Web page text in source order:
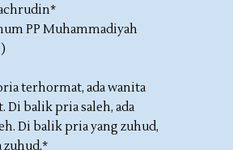
PP Muhammadiyah
terhormat, ada wanita
Di balik pria saleh, ada
Di balik pria yang zuhud,
zuhud.*